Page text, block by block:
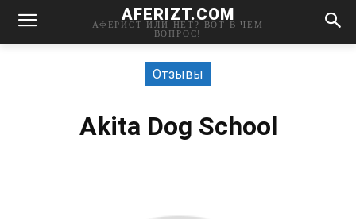
AFERIZT.COM
АФЕРИСТ ИЛИ НЕТ? ВОТ В ЧЕМ
ВОПРОС!
Отзывы
Аkita Dog School